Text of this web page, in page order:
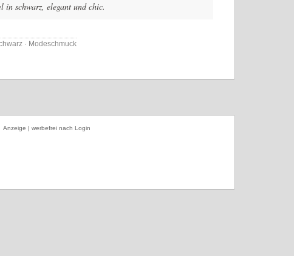
in schwarz, elegant und chic.
· Modeschmuck
Anzeige | werbefrei nach Login